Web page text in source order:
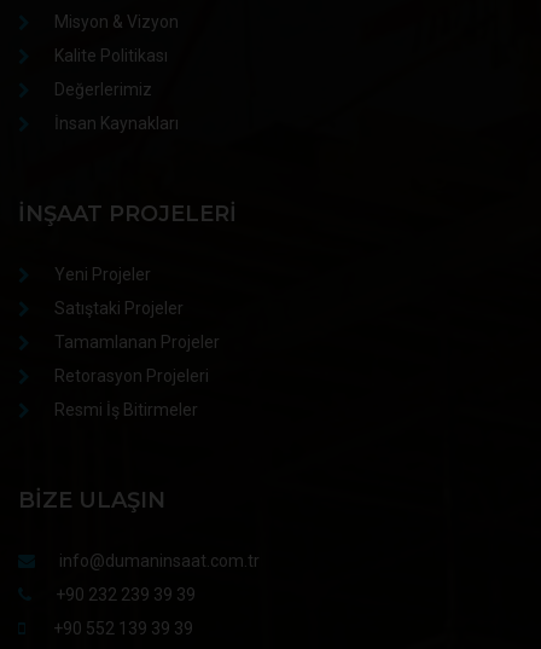
Misyon & Vizyon
Kalite Politikası
Değerlerimiz
İnsan Kaynakları
İNŞAAT PROJELERI
Yeni Projeler
Satıştaki Projeler
Tamamlanan Projeler
Retorasyon Projeleri
Resmi İş Bitirmeler
BIZE ULAŞIN
info@dumaninsaat.com.tr
+90 232 239 39 39
+90 552 139 39 39